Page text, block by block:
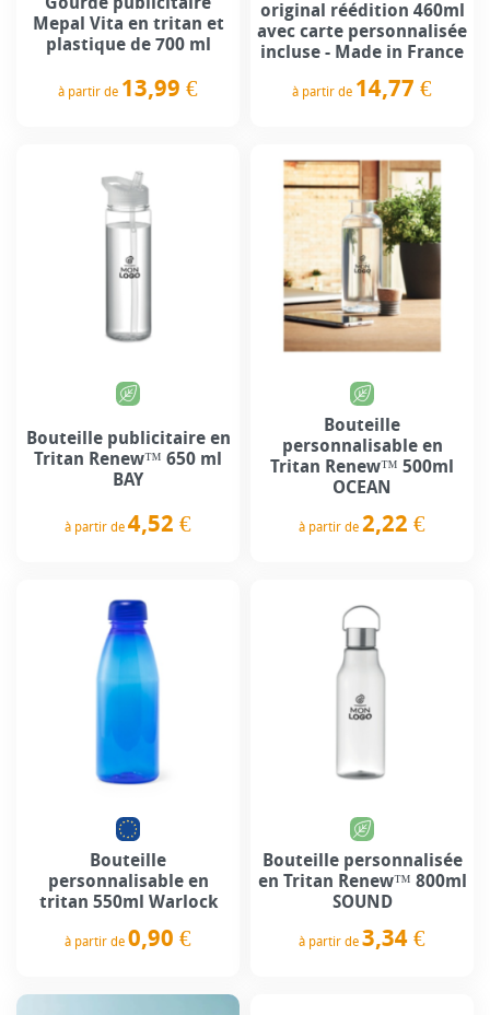
Mepal Vita en tritan et
plastique de 700 ml
à partir de 13,99 €
original réédition 460ml
avec carte personnalisée
incluse - Made in France
à partir de 14,77 €
Bouteille publicitaire en
Tritan Renew™ 650 ml
BAY
à partir de 4,52 €
Bouteille
personnalisable en
Tritan Renew™ 500ml
OCEAN
à partir de 2,22 €
Bouteille
personnalisable en
tritan 550ml Warlock
à partir de 0,90 €
Bouteille personnalisée
en Tritan Renew™ 800ml
SOUND
à partir de 3,34 €